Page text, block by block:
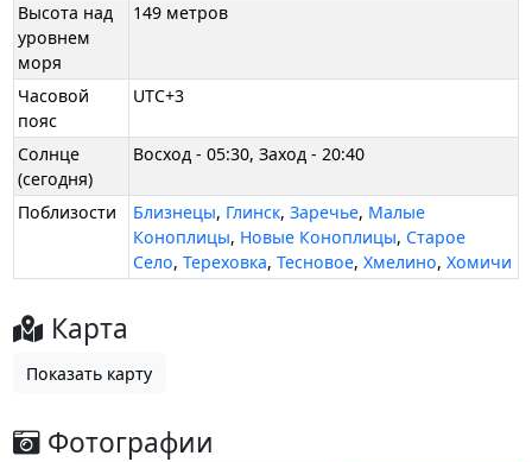
Высота над
уровнем
моря
149 метров
Часовой
пояс
UTC+3
Солнце
(сегодня)
Восход - 05:30, Заход - 20:40
Поблизости Близнецы, Глинск,Заречье, Малые
Коноплицы, Новые Коноплицы, Старое
Село,Тереховка,Тесновое,Хмелино,Хомичи
Карта
Показать карту
Фотографии